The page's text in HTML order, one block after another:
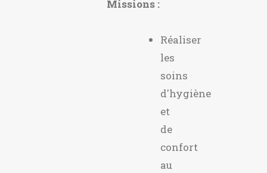
Missions :
Réaliser
les
soins
d'hygiène
et
de
confort
au